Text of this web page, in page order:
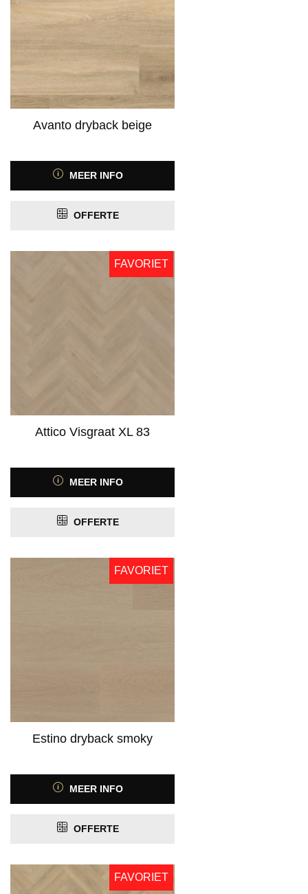
Avanto dryback beige
MEER INFO
OFFERTE
FAVORIET
Attico Visgraat XL 83
MEER INFO
OFFERTE
FAVORIET
Estino dryback smoky
MEER INFO
OFFERTE
FAVORIET